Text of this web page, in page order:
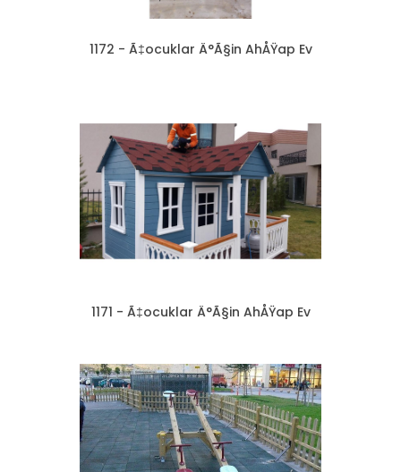
1172 - Ã‡ocuklar Ä°Ã§in AhÅŸap Ev
1171 - Ã‡ocuklar Ä°Ã§in AhÅŸap Ev